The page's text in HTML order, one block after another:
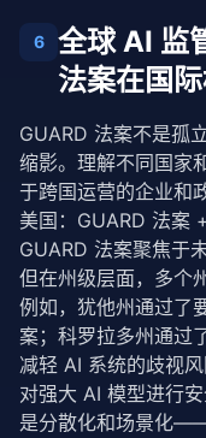
6
全球 AI 监
法案在国
GUARD 法案不是孤
缩影。理解不同国家
于跨国运营的企业和
美国：GUARD 法案
GUARD 法案聚焦于
但在州级层面，多个
例如，犹他州通过了
案；科罗拉多州通过
减轻 AI 系统的歧视
对强大 AI 模型进行
是分散化和场景化——